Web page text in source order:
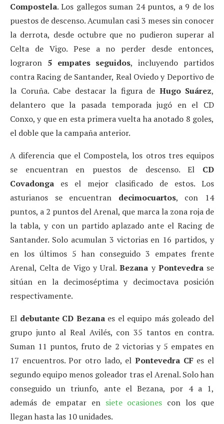
Compostela. Los gallegos suman 24 puntos, a 9 de los
puestos de descenso. Acumulan casi 3 meses sin conocer
la derrota, desde octubre que no pudieron superar al
Celta de Vigo. Pese a no perder desde entonces,
lograron 5 empates seguidos, incluyendo partidos
contra Racing de Santander, Real Oviedo y Deportivo de
la Coruña. Cabe destacar la figura de Hugo Suárez,
delantero que la pasada temporada jugó en el CD
Conxo, y que en esta primera vuelta ha anotado 8 goles,
el doble que la campaña anterior.
A diferencia que el Compostela, los otros tres equipos
se encuentran en puestos de descenso. El CD
Covadonga es el mejor clasificado de estos. Los
asturianos se encuentran decimocuartos, con 14
puntos, a 2 puntos del Arenal, que marca la zona roja de
la tabla, y con un partido aplazado ante el Racing de
Santander. Solo acumulan 3 victorias en 16 partidos, y
en los últimos 5 han conseguido 3 empates frente
Arenal, Celta de Vigo y Ural.Bezana y Pontevedrase
sitúan en la decimoséptima y decimoctava posición
respectivamente.
El debutante CD Bezanaes el equipo más goleado del
grupo junto al Real Avilés, con 35 tantos en contra.
Suman 11 puntos, fruto de 2 victorias y 5 empates en
17 encuentros. Por otro lado, el Pontevedra CFes el
segundo equipo menos goleador tras el Arenal. Solo han
conseguido un triunfo, ante el Bezana, por 4 a 1,
además de empatar en siete ocasiones con los que
llegan hasta las 10 unidades.